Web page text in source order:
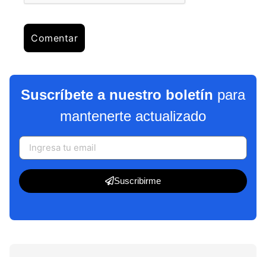
Suscríbete a nuestro boletín para
mantenerte actualizado
Suscribirme